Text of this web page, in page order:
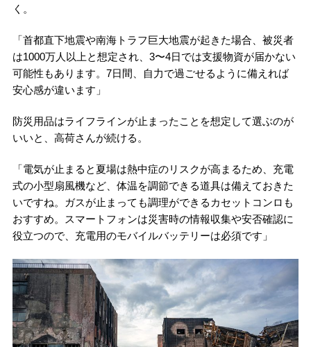
く。
「首都直下地震や南海トラフ巨大地震が起きた場合、被災者
は1000万人以上と想定され、3〜4日では支援物資が届かない
可能性もあります。7日間、自力で過ごせるように備えれば
安心感が違います」
防災用品はライフラインが止まったことを想定して選ぶのが
いいと、高荷さんが続ける。
「電気が止まると夏場は熱中症のリスクが高まるため、充電
式の小型扇風機など、体温を調節できる道具は備えておきた
いですね。ガスが止まっても調理ができるカセットコンロも
おすすめ。スマートフォンは災害時の情報収集や安否確認に
役立つので、充電用のモバイルバッテリーは必須です」